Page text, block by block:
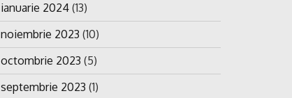
ianuarie 2024 (13)
noiembrie 2023 (10)
octombrie 2023 (5)
septembrie 2023 (1)